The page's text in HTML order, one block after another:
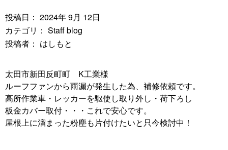
投稿日： 2024年 9月 12日
カテゴリ： Staff blog
投稿者： はしもと
太田市新田反町町 K工業様
ルーフファンから雨漏が発生した為、補修依頼です。
高所作業車・レッカーを駆使し取り外し・荷下ろし
板金カバー取付・・・これで安心です。
屋根上に溜まった粉塵も片付けたいと只今検討中！